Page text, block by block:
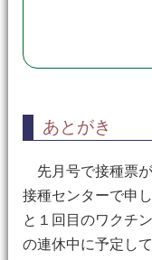
あとがき
先月号で接種票
接種センターで申
と１回目のワクチ
の連休中に予定し